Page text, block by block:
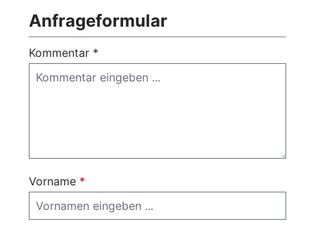
Anfrageformular
Kommentar *
Vorname *